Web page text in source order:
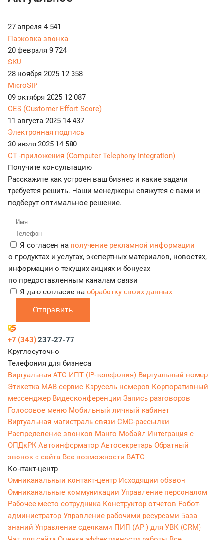
27 апреля 4 541
Парковка звонка
20 февраля 9 724
SKU
28 ноября 2025 12 358
MicroSIP
09 октября 2025 12 087
CES (Customer Effort Score)
11 августа 2025 14 437
Электронная подпись
30 июля 2025 14 580
CTI-приложения (Computer Telephony Integration)
Получите консультацию
Расскажите как устроен ваш бизнес и какие задачи
требуется решить. Наши менеджеры свяжутся с вами и
подберут оптимальное решение.
Я согласен на получение рекламной информации
о продуктах и услугах, экспертных материалов, новостях,
информации о текущих акциях и бонусах
по предоставленным каналам связи
Я даю согласие на обработку своих данных
Отправить
+7 (343) 237-27-77
Круглосуточно
Телефония для бизнеса
Виртуальная АТС ИПТ (IP-телефония) Виртуальный номер
Этикетка МАВ сервис Карусель номеров Корпоративный
мессенджер Видеоконференции Запись разговоров
Голосовое меню Мобильный личный кабинет
Виртуальная магистраль связи СМС-рассылки
Распределение звонков Манго Мобайл Интеграция с
ОПДкРК Автоинформатор Автосекретарь Обратный
звонок с сайта Все возможности ВАТС
Контакт-центр
Омниканальный контакт-центр Исходящий обзвон
Омниканальные коммуникации Управление персоналом
Рабочее место сотрудника Конструктор отчетов Робот-
администратор Управление рабочими ресурсами База
знаний Управление сделками ПИП (API) для УВК (CRM)